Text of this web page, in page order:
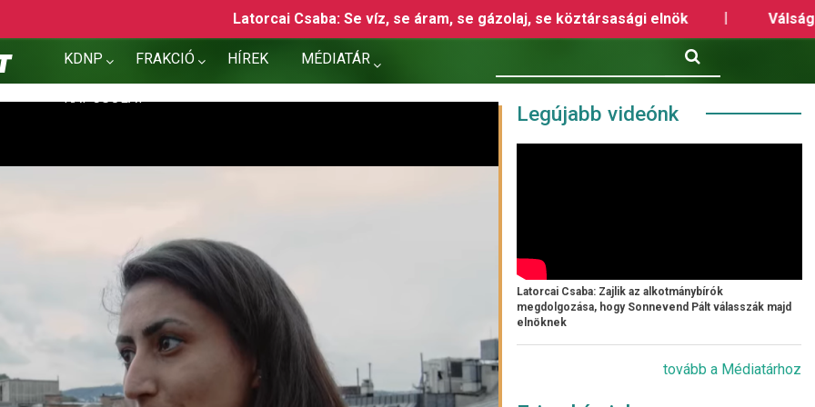
Latorcai Csaba: Se víz, se áram, se gázolaj, se köztársasági elnök Válság idején az Orbán-kormány
KDNP FRAKCIÓ HÍREK MÉDIATÁR
Legújabb videónk
Latorcai Csaba: Zajlik az alkotmánybírók
megdolgozása, hogy Sonnevend Pált válasszák majd
elnöknek
tovább a Médiatárhoz